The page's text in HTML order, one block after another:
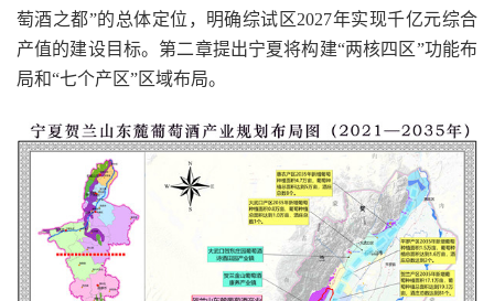
萄酒之都”的总体定位，明确综试区2027年实现千亿元综合
产值的建设目标。第二章提出宁夏将构建“两核四区”功能布
局和“七个产区”区域布局。